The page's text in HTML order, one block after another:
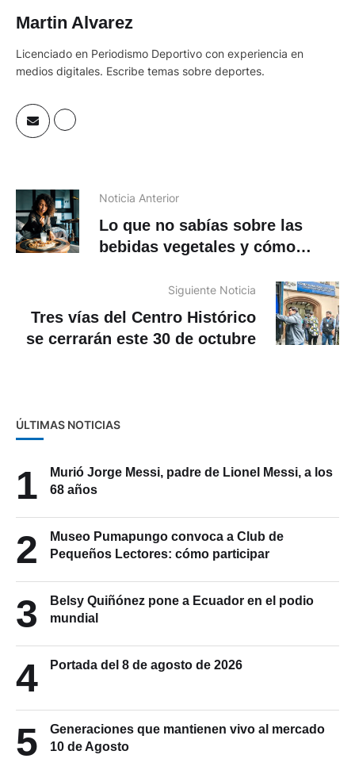
Martin Alvarez
Licenciado en Periodismo Deportivo con experiencia en
medios digitales. Escribe temas sobre deportes.
Noticia Anterior
Lo que no sabías sobre las
bebidas vegetales y cómo
Siguiente Noticia
Tres vías del Centro Histórico
se cerrarán este 30 de octubre
ÚLTIMAS NOTICIAS
1
Murió Jorge Messi, padre de Lionel Messi, a los
68 años
2
Museo Pumapungo convoca a Club de
Pequeños Lectores: cómo participar
3
Belsy Quiñónez pone a Ecuador en el podio
mundial
4 Portada del 8 de agosto de 2026
5
Generaciones que mantienen vivo al mercado
10 de Agosto